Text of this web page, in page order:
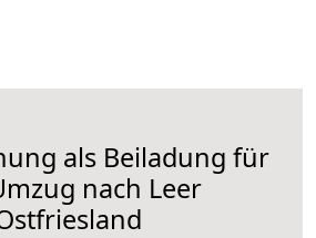
als Beiladung für
nach Leer